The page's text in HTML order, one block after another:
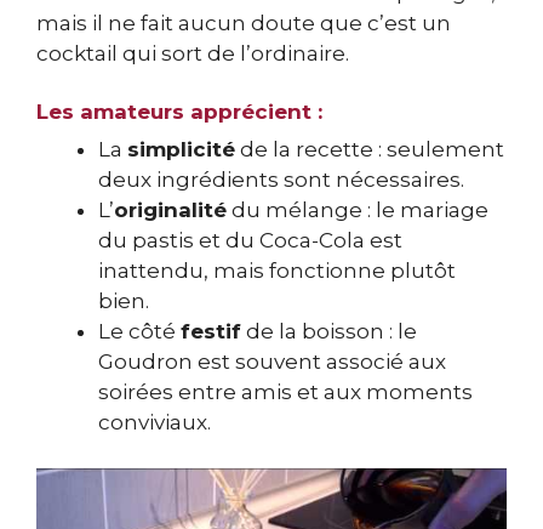
mais il ne fait aucun doute que c’est un
cocktail qui sort de l’ordinaire.
Les amateurs apprécient :
La simplicité de la recette : seulement
deux ingrédients sont nécessaires.
L’originalité du mélange : le mariage
du pastis et du Coca-Cola est
inattendu, mais fonctionne plutôt
bien.
Le côté festif de la boisson : le
Goudron est souvent associé aux
soirées entre amis et aux moments
conviviaux.